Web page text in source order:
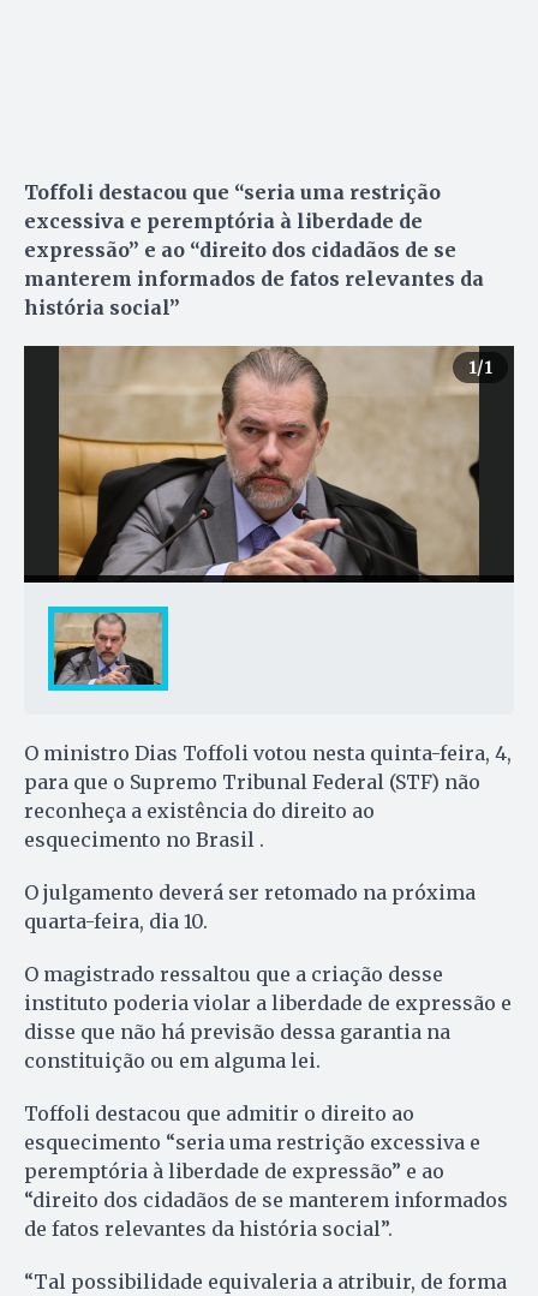
Toffoli destacou que “seria uma restrição
excessiva e peremptória à liberdade de
expressão” e ao “direito dos cidadãos de se
manterem informados de fatos relevantes da
história social”
1/1
O ministro Dias Toffoli votou nesta quinta-feira, 4,
para que o Supremo Tribunal Federal (STF) não
reconheça a existência do direito ao
esquecimento no Brasil .
O julgamento deverá ser retomado na próxima
quarta-feira, dia 10.
O magistrado ressaltou que a criação desse
instituto poderia violar a liberdade de expressão e
disse que não há previsão dessa garantia na
constituição ou em alguma lei.
Toffoli destacou que admitir o direito ao
esquecimento “seria uma restrição excessiva e
peremptória à liberdade de expressão” e ao
“direito dos cidadãos de se manterem informados
de fatos relevantes da história social”.
“Tal possibilidade equivaleria a atribuir, de forma